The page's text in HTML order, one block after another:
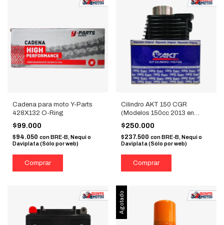
Cadena para moto Y-Parts
428X132 O-Ring
$99.000
$94.050 conBRE-B, Nequi o
Daviplata (Sólo por web)
Cilindro AKT 150 CGR
(Modelos 150cc 2013 en
adelante)
$250.000
$237.500 con BRE-B, Nequi o
Daviplata (Sólo por web)
Agotado